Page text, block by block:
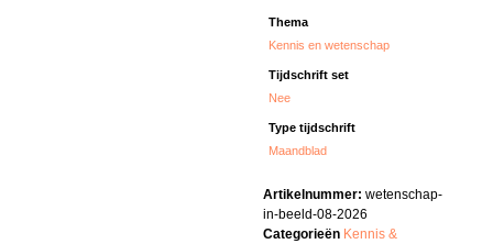
Thema
Kennis en wetenschap
Tijdschrift set
Nee
Type tijdschrift
Maandblad
Artikelnummer: wetenschap-
in-beeld-08-2026
Categorieën Kennis &